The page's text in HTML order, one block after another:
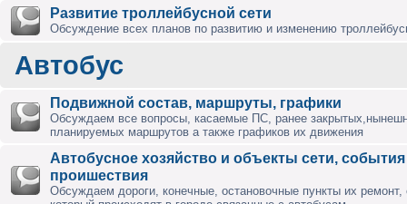
Развитие троллейбусной сети
Обсуждение всех планов по развитию и изменению
Автобус
Подвижной состав, маршруты, графики
Обсуждаем все вопросы, касаемые ПС, ранее
планируемых маршрутов а также графиков их движения
Автобусное хозяйство и объекты сети,
проишествия
Обсуждаем дороги, конечные, остановочные пункты их ремонт,